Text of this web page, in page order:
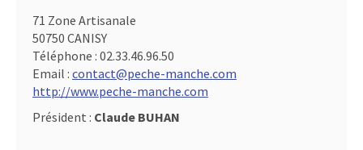
71 Zone Artisanale
50750 CANISY
Téléphone : 02.33.46.96.50
Email : contact@peche-manche.com
http://www.peche-manche.com
Président : Claude BUHAN